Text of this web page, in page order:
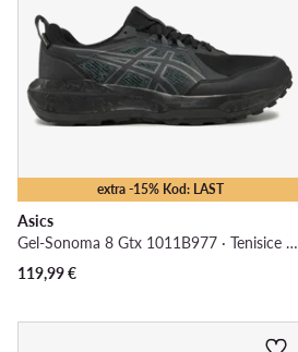
extra -15% Kod: LAST
Asics
Gel-Sonoma 8 Gtx 1011B977 · Tenisice za trčanje
119,99€